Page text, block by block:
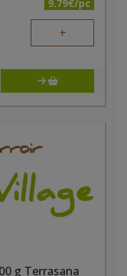
9.79€/pc
+
g Terrasana